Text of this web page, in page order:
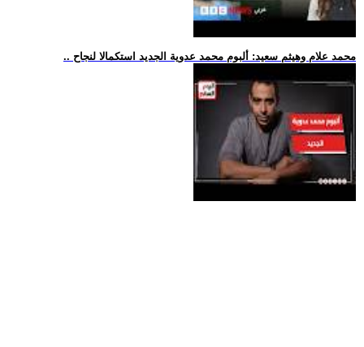
.. محمد علام وهيثم سعيد: ألبوم محمد عدوية الجديد استكمالا لنجاح